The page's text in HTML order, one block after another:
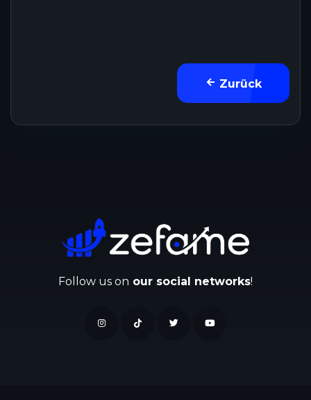
Zurück
Follow us on our social networks!